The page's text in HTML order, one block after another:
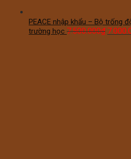
PEACE nhập khẩu – Bộ trống
trường học 7.500.000₫